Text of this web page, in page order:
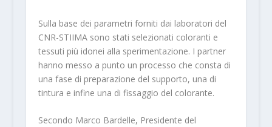
Sulla base dei parametri forniti dai laboratori del
CNR-STIIMA sono stati selezionati coloranti e
tessuti più idonei alla sperimentazione. I partner
hanno messo a punto un processo che consta di
una fase di preparazione del supporto, una di
tintura e infine una di fissaggio del colorante.
Secondo Marco Bardelle, Presidente del